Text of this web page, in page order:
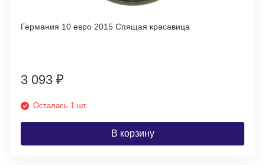
Германия 10 евро 2015 Спящая красавица
3 093 ₽
Осталась 1 шт.
В корзину